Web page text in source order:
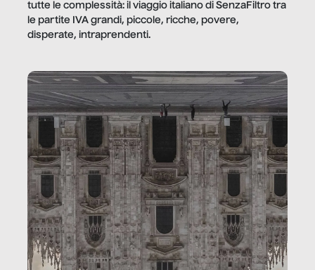
tutte le complessità: il viaggio italiano di SenzaFiltro tra
le partite IVA grandi, piccole, ricche, povere,
disperate, intraprendenti.